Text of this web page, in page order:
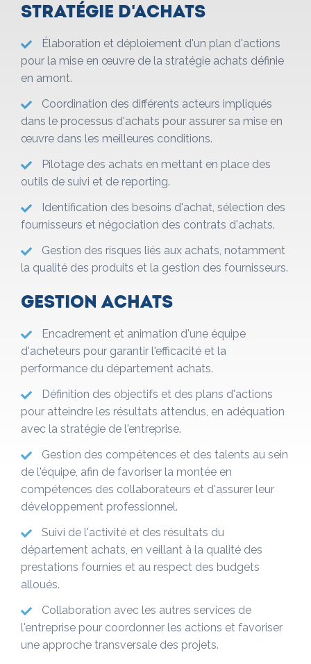
stratégie d'achats
Élaboration et déploiement d'un plan d'actions
pour la mise en œuvre de la stratégie achats définie
en amont.
Coordination des différents acteurs impliqués
dans le processus d'achats pour assurer sa mise en
œuvre dans les meilleures conditions.
Pilotage des achats en mettant en place des
outils de suivi et de reporting.
Identification des besoins d'achat, sélection des
fournisseurs et négociation des contrats d'achats.
Gestion des risques liés aux achats, notamment
la qualité des produits et la gestion des fournisseurs.
Gestion achats
Encadrement et animation d'une équipe
d'acheteurs pour garantir l'efficacité et la
performance du département achats.
Définition des objectifs et des plans d'actions
pour atteindre les résultats attendus, en adéquation
avec la stratégie de l'entreprise.
Gestion des compétences et des talents au sein
de l'équipe, afin de favoriser la montée en
compétences des collaborateurs et d'assurer leur
développement professionnel.
Suivi de l'activité et des résultats du
département achats, en veillant à la qualité des
prestations fournies et au respect des budgets
alloués.
Collaboration avec les autres services de
l'entreprise pour coordonner les actions et favoriser
une approche transversale des projets.